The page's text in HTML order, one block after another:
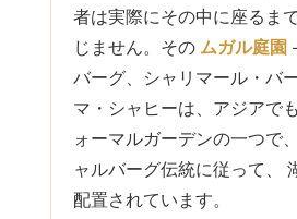
者は実際にその中に座るま
じません。その ムガル庭園
バーグ、シャリマール・バ
マ・シャヒーは、アジアで
ォーマルガーデンの一つで
ャルバーグ伝統に従って、
配置されています。